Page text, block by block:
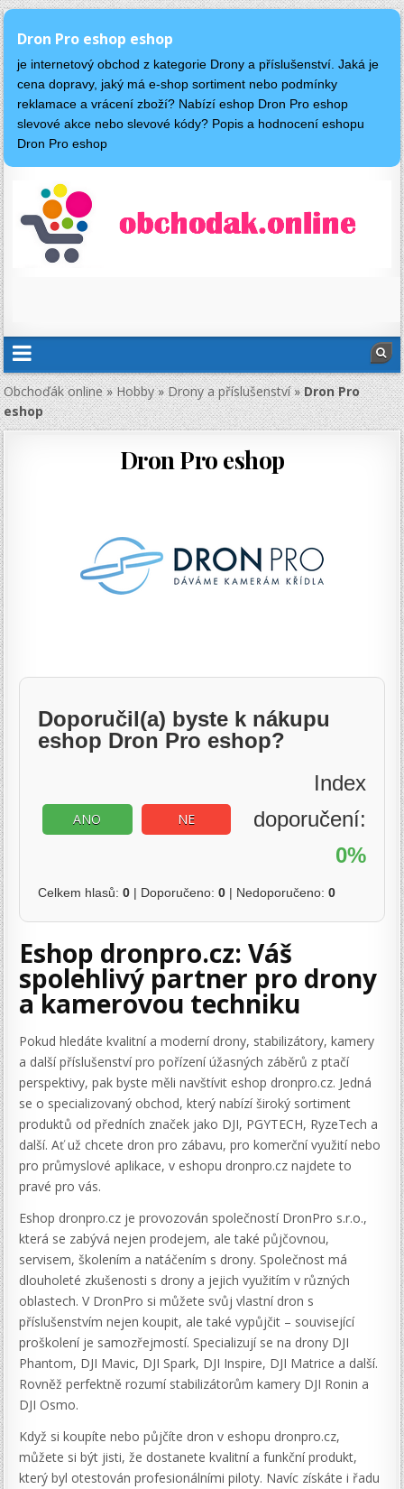
Dron Pro eshop eshop
je internetový obchod z kategorie Drony a příslušenství. Jaká je
cena dopravy, jaký má e-shop sortiment nebo podmínky
reklamace a vrácení zboží? Nabízí eshop Dron Pro eshop
slevové akce nebo slevové kódy? Popis a hodnocení eshopu
Dron Pro eshop
Obchoďák online»Hobby»Drony a příslušenství»Dron Pro
eshop
Dron Pro eshop
Doporučil(a) byste k nákupu
eshop Dron Pro eshop?
ANO NE
Index
doporučení:
0%
Celkem hlasů:0 | Doporučeno:0 | Nedoporučeno:0
Eshop dronpro.cz: Váš
spolehlivý partner pro drony
a kamerovou techniku
Pokud hledáte kvalitní a moderní drony, stabilizátory, kamery
a další příslušenství pro pořízení úžasných záběrů z ptačí
perspektivy, pak byste měli navštívit eshop dronpro.cz. Jedná
se o specializovaný obchod, který nabízí široký sortiment
produktů od předních značek jako DJI, PGYTECH, RyzeTech a
další. Ať už chcete dron pro zábavu, pro komerční využití nebo
pro průmyslové aplikace, v eshopu dronpro.cz najdete to
pravé pro vás.
Eshop dronpro.cz je provozován společností DronPro s.r.o.,
která se zabývá nejen prodejem, ale také půjčovnou,
servisem, školením a natáčením s drony. Společnost má
dlouholeté zkušenosti s drony a jejich využitím v různých
oblastech. V DronPro si můžete svůj vlastní dron s
příslušenstvím nejen koupit, ale také vypůjčit – související
proškolení je samozřejmostí. Specializují se na drony DJI
Phantom, DJI Mavic, DJI Spark, DJI Inspire, DJI Matrice a další.
Rovněž perfektně rozumí stabilizátorům kamery DJI Ronin a
DJI Osmo.
Když si koupíte nebo půjčíte dron v eshopu dronpro.cz,
můžete si být jisti, že dostanete kvalitní a funkční produkt,
který byl otestován profesionálními piloty. Navíc získáte i řadu